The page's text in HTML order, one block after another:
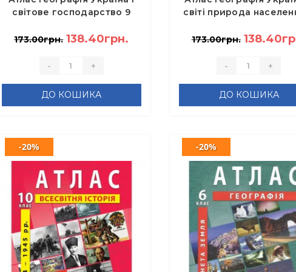
світове господарство 9
173.00грн. 138.40грн.
- +
ДО КОШИКА
світі природа
173.00грн.
- +
ДО КОШИКА
-20% -20%